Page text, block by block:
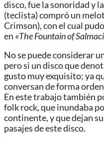
disco, fue la sonoridad y
(teclista) compró un
Crimson), con el cual
en «The Fountain of
No se puede considerar
pero si un disco que
gusto muy exquisito; ya
conversan de forma
En este trabajo también
folk rock, que inundaba
continente, y que dejan
pasajes de este disco.